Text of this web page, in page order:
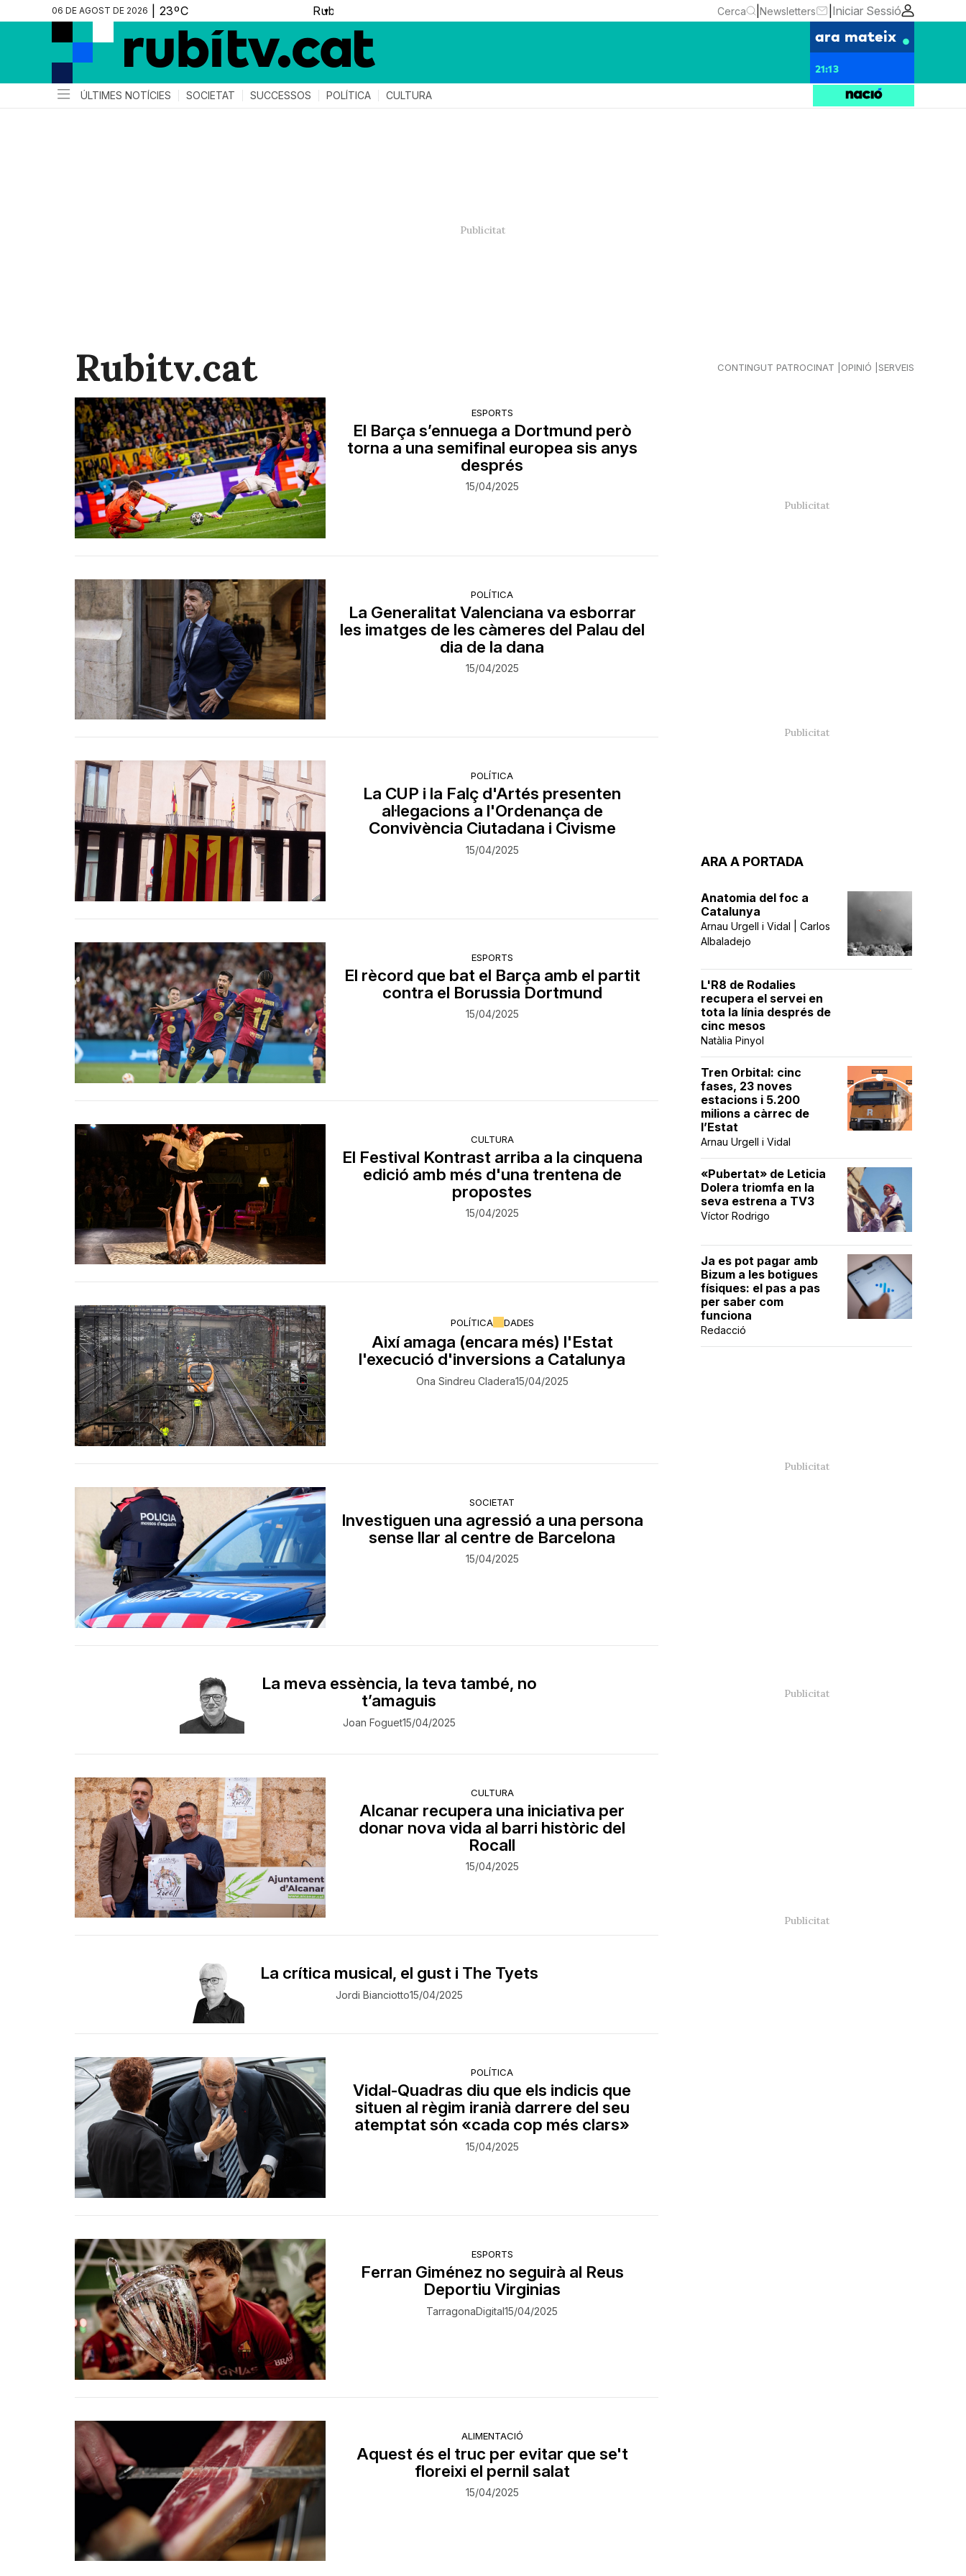
06 DE AGOST DE 2026 ▼ Cerca Newsletters Iniciar Sessió
ara mateix
21:13
ÚLTIMES NOTÍCIES SOCIETAT SUCCESSOS POLÍTICA CULTURA
Rubitv.cat CONTINGUT PATROCINAT OPINIÓ SERVEIS
ESPORTS
El Barça s’ennuega a Dortmund però
torna a una semifinal europea sis anys
després
15/04/2025
POLÍTICA
La Generalitat Valenciana va esborrar
les imatges de les càmeres del Palau del
dia de la dana
15/04/2025
POLÍTICA
La CUP i la Falç d'Artés presenten
al·legacions a l'Ordenança de
Convivència Ciutadana i Civisme
15/04/2025
ESPORTS
El rècord que bat el Barça amb el partit
contra el Borussia Dortmund
15/04/2025
CULTURA
El Festival Kontrast arriba a la cinquena
edició amb més d'una trentena de
propostes
15/04/2025
POLÍTICA DADES
Així amaga (encara més) l'Estat
l'execució d'inversions a Catalunya
Ona Sindreu Cladera15/04/2025
SOCIETAT
Investiguen una agressió a una persona
sense llar al centre de Barcelona
15/04/2025
La meva essència, la teva també, no
t’amaguis
Joan Foguet15/04/2025
CULTURA
Alcanar recupera una iniciativa per
donar nova vida al barri històric del
Rocall
15/04/2025
La crítica musical, el gust i The Tyets
Jordi Bianciotto15/04/2025
POLÍTICA
Vidal-Quadras diu que els indicis que
situen al règim iranià darrere del seu
atemptat són «cada cop més clars»
15/04/2025
ESPORTS
Ferran Giménez no seguirà al Reus
Deportiu Virginias
TarragonaDigital15/04/2025
ALIMENTACIÓ
Aquest és el truc per evitar que se't
floreixi el pernil salat
15/04/2025
ARA A PORTADA
Anatomia del foc a
Catalunya
Arnau Urgell i Vidal | Carlos
Albaladejo
L'R8 de Rodalies
recupera el servei en
tota la línia després de
cinc mesos
Natàlia Pinyol
Tren Orbital: cinc
fases, 23 noves
estacions i 5.200
milions a càrrec de
l’Estat
Arnau Urgell i Vidal
«Pubertat» de Leticia
Dolera triomfa en la
seva estrena a TV3
Víctor Rodrigo
Ja es pot pagar amb
Bizum a les botigues
físiques: el pas a pas
per saber com
funciona
Redacció